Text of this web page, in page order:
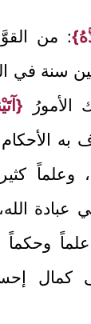
: من
سنة في
الأمورُ
به
وعلماً
عبادة
علماً
كمال